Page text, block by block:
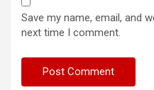
Save my name, email, and
next time I comment.